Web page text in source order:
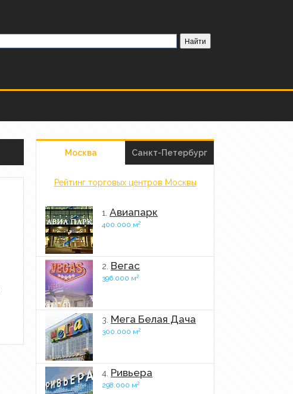
Москва Санкт-Петербург
Рейтинг торговых центров Москвы
1. Авиапарк
400.000 м2
2. Вегас
396.000 м2
3. Мега Белая Дача
300.000 м2
4. Ривьера
298.000 м2